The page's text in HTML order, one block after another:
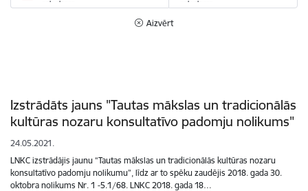
Aizvērt
Izstrādāts jauns "Tautas mākslas un tradicionālās
kultūras nozaru konsultatīvo padomju nolikums"
24.05.2021.
LNKC izstrādājis jaunu “Tautas mākslas un tradicionālās kultūras nozaru
konsultatīvo padomju nolikumu”, līdz ar to spēku zaudējis 2018. gada 30.
oktobra nolikums Nr. 1 -5.1/68. LNKC 2018. gada 18…